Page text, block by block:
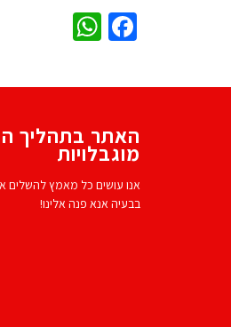
Facebook
האתר בתהליך
מוגבלויות
אנו עושים כל מאמץ
בבעיה אנא פנה אלינו!